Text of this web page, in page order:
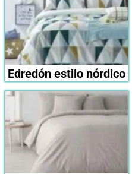
Edredón estilo nórdico